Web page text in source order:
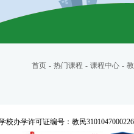
首页 - 热门课程 - 课程中心 -
校办学许可证编号：教民